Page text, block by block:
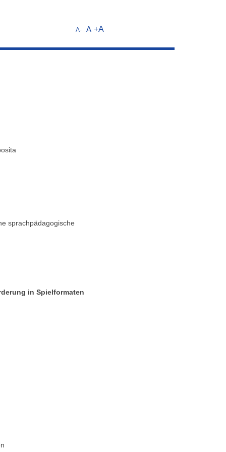
A- A +A
sprachpädagogische
in Spielformaten